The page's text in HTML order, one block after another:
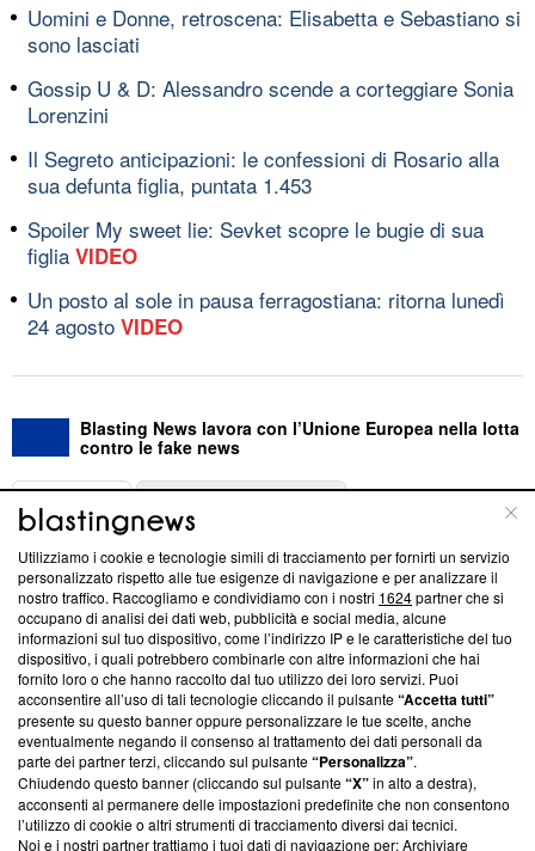
Uomini e Donne, retroscena: Elisabetta e Sebastiano si
sono lasciati
Gossip U & D: Alessandro scende a corteggiare Sonia
Lorenzini
Il Segreto anticipazioni: le confessioni di Rosario alla
sua defunta figlia, puntata 1.453
Spoiler My sweet lie: Sevket scopre le bugie di sua
figlia VIDEO
Un posto al sole in pausa ferragostiana: ritorna lunedì
24 agosto VIDEO
Blasting News lavora con l’Unione Europea nella lotta
contro le fake news
ABOUT
Questa sezione offre informazioni trasparenti su Blasting
News, sui nostri processi editoriali e su come ci impegniamo a
creare news di qualità. Inoltre, afferma la nostra aderenza a
‘Trust Project - News with Integrity’Blasting News non è
ancora membro del programma, ma ha richiesto di farne
parte; Trust Project non ha ancora effettuato una verifica di
conformità agli standard.
Su di noi
Team editoriale
Utilizziamo i cookie e tecnologie simili di tracciamento per fornirti un servizio
personalizzato rispetto alle tue esigenze di navigazione e per analizzare il
nostro traffico. Raccogliamo e condividiamo con i nostri 1624partner che si
occupano di analisi dei dati web, pubblicità e social media, alcune
informazioni sul tuo dispositivo, come l’indirizzo IP e le caratteristiche del tuo
dispositivo, i quali potrebbero combinarle con altre informazioni che hai
fornito loro o che hanno raccolto dal tuo utilizzo dei loro servizi. Puoi
acconsentire all’uso di tali tecnologie cliccando il pulsante“Accetta tutti”
presente su questo banner oppure personalizzare le tue scelte, anche
eventualmente negando il consenso al trattamento dei dati personali da
parte dei partner terzi, cliccando sul pulsante“Personalizza”.
Chiudendo questo banner (cliccando sul pulsante“X”in alto a destra),
acconsenti al permanere delle impostazioni predefinite che non consentono
l’utilizzo di cookie o altri strumenti di tracciamento diversi dai tecnici.
Noi e i nostri partner trattiamo i tuoi dati di navigazione per: Archiviare